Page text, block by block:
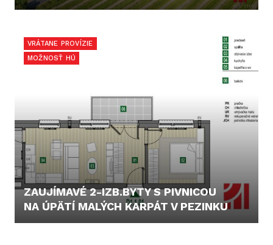
VRÁTANE PROVÍZIE
MOŽNOSŤ HÚ
ZAUJÍMAVÉ 2-IZB.BYTY S PIVNICOU
NA ÚPÄTÍ MALÝCH KARPÁT V PEZINKU